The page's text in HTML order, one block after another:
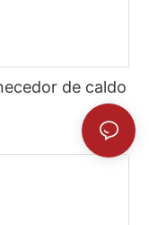
de caldo